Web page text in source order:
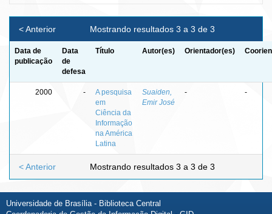
Mostrando resultados 3 a 3 de 3
< Anterior
Data de
publicação
Data
de
defesa
Título Autor(es) Orientador(es)
2000 -
A pesquisa
em
Ciência da
Informação
na América
Latina
Suaiden,
Emir José
- -
Mostrando resultados 3 a 3 de 3
< Anterior
Universidade de Brasília - Biblioteca Central